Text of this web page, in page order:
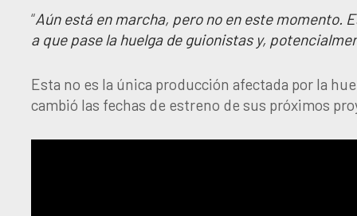
“Aún está en marcha, pero no en este momento.
a que pase la huelga de guionistas y,
Esta no es la única producción afectada por la
cambió las fechas de estreno de sus próximos